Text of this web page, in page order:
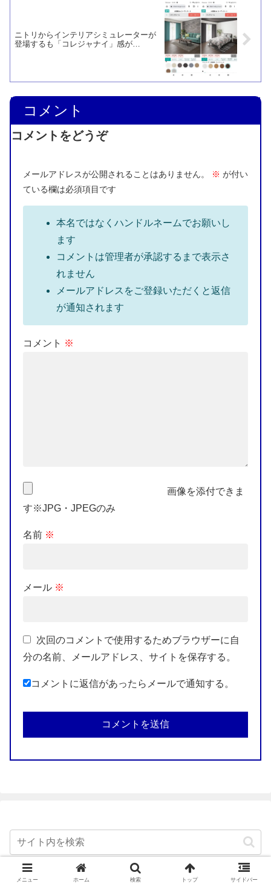
ニトリからインテリアシミュレーターが
登場するも「コレジャナイ」感が…
コメント
コメントをどうぞ
メールアドレスが公開されることはありません。 ※ が付い
ている欄は必須項目です
本名ではなくハンドルネームでお願いし
ます
コメントは管理者が承認するまで表示さ
れません
メールアドレスをご登録いただくと返信
が通知されます
コメント ※
画像を添付できま
す※JPG・JPEGのみ
名前 ※
メール ※
次回のコメントで使用するためブラウザーに自
分の名前、メールアドレス、サイトを保存する。
コメントに返信があったらメールで通知する。
メニュー ホーム 検索 トップ サイドバー